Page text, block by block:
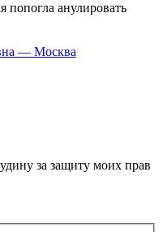
попогла анулировать
— Москва
за защиту моих прав